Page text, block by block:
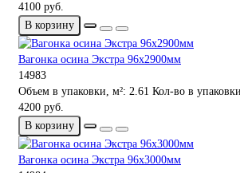
4100 руб.
В корзину
Вагонка осина Экстра 96х2900мм
14983
Объем в упаковки, м²: 2.61 Кол-во в
4200 руб.
В корзину
Вагонка осина Экстра 96х3000мм